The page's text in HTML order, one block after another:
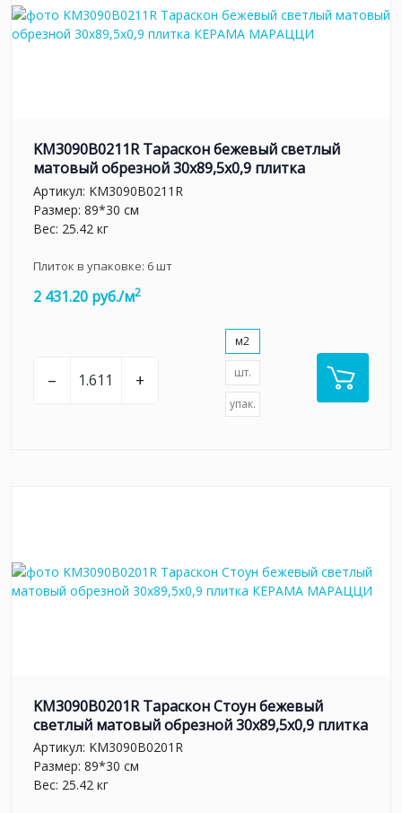
KM3090B0211R Тараскон бежевый светлый
матовый обрезной 30x89,5x0,9 плитка
Артикул: KM3090B0211R
Размер: 89*30 см
Вес: 25.42 кг
Плиток в упаковке: 6шт
2 431.20 руб./м2
– +
м2
шт.
упак.
KM3090B0201R Тараскон Стоун бежевый
светлый матовый обрезной 30x89,5x0,9 плитка
Артикул: KM3090B0201R
Размер: 89*30 см
Вес: 25.42 кг